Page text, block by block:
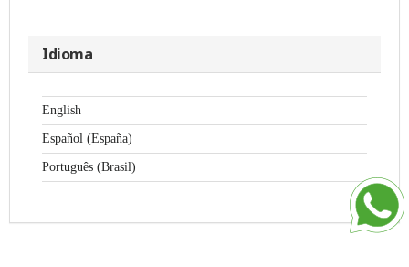
Idioma
English
Español (España)
Português (Brasil)